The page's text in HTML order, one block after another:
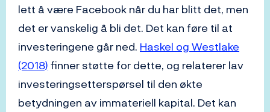
lett å være Facebook når du har blitt det, men
det er vanskelig å bli det. Det kan føre til at
investeringene går ned. Haskel og Westlake
(2018)finner støtte for dette, og relaterer lav
investeringsetterspørsel til den økte
betydningen av immateriell kapital. Det kan